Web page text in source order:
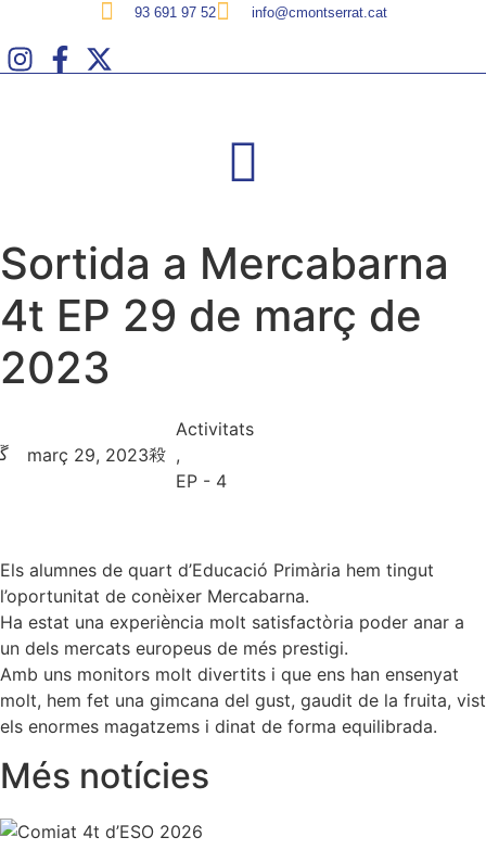
contingut
93 691 97 52 info@cmontserrat.cat
Sortida a Mercabarna
4t EP 29 de març de
2023
març 29, 2023
Activitats
,
EP - 4
Els alumnes de quart d’Educació Primària hem tingut
l’oportunitat de conèixer Mercabarna.
Ha estat una experiència molt satisfactòria poder anar a
un dels mercats europeus de més prestigi.
Amb uns monitors molt divertits i que ens han ensenyat
molt, hem fet una gimcana del gust, gaudit de la fruita, vist
els enormes magatzems i dinat de forma equilibrada.
Més notícies